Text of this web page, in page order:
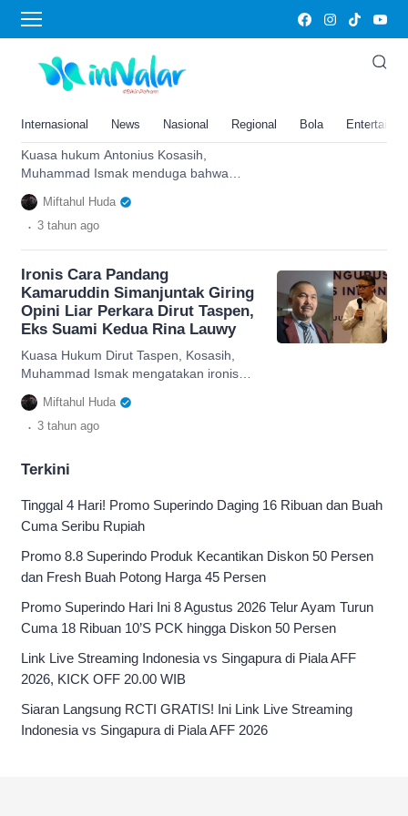
Internasional News Nasional Regional Bola
Muhammad Ismak
Pengacara Antonius Kosasih
Duga Kamaruddin Simanjuntak
Kasus Dirut Taspen
Kuasa hukum Antonius Kosasih,
Muhammad Ismak menduga bahwa
Kamaruddin Simanjuntak ada itikad tidak
baik dalam kasus Dirut Taspen.
Miftahul Huda
. 3 tahun ago
Ironis Cara Pandang
Kamaruddin Simanjuntak Giring
Opini Liar Perkara Dirut Taspen,
Eks Suami Kedua Rina Lauwy
Kuasa Hukum Dirut Taspen, Kosasih,
Muhammad Ismak mengatakan ironis
soal cara pandang Kamaruddin
Simanjuntak terkait perkara kliennya.
Miftahul Huda
. 3 tahun ago
Terkini
Tinggal 4 Hari! Promo Superindo Daging 16 Ribuan dan Buah
Cuma Seribu Rupiah
Promo 8.8 Superindo Produk Kecantikan Diskon 50 Persen
dan Fresh Buah Potong Harga 45 Persen
Promo Superindo Hari Ini 8 Agustus 2026 Telur Ayam Turun
Cuma 18 Ribuan 10’S PCK hingga Diskon 50 Persen
Link Live Streaming Indonesia vs Singapura di Piala AFF
2026, KICK OFF 20.00 WIB
Siaran Langsung RCTI GRATIS! Ini Link Live Streaming
Indonesia vs Singapura di Piala AFF 2026